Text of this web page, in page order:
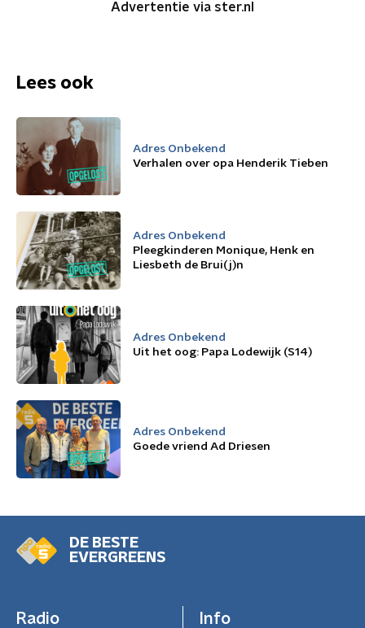
Advertentie via ster.nl
Lees ook
Adres Onbekend
Verhalen over opa Henderik Tieben
Adres Onbekend
Pleegkinderen Monique, Henk en
Liesbeth de Brui(j)n
Adres Onbekend
Uit het oog: Papa Lodewijk (S14)
Adres Onbekend
Goede vriend Ad Driesen
DE BESTE
EVERGREENS
Radio Info